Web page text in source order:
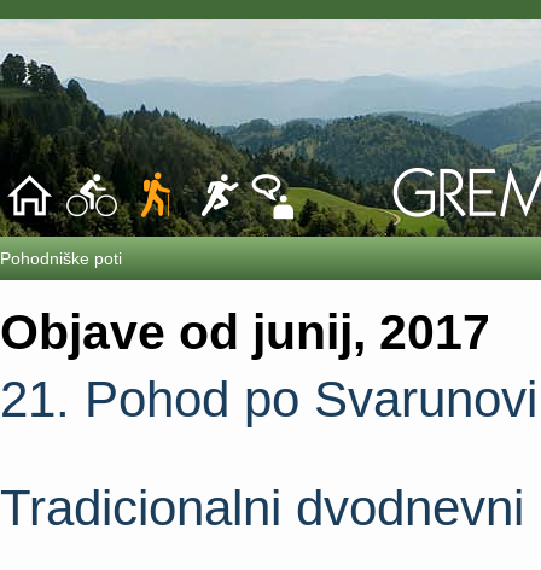
Pohodniške poti
Objave od junij, 2017
21. Pohod po
Tradicionalni